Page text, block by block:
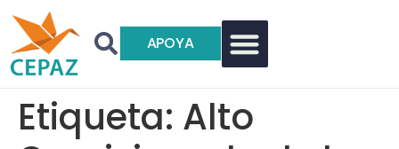
APOYA
Etiqueta: Alto